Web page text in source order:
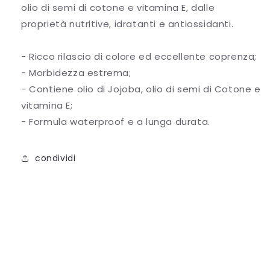
olio di semi di cotone e vitamina E, dalle
proprietà nutritive, idratanti e antiossidanti.
- Ricco rilascio di colore ed eccellente coprenza;
- Morbidezza estrema;
- Contiene olio di Jojoba, olio di semi di Cotone e
vitamina E;
- Formula waterproof e a lunga durata.
condividi